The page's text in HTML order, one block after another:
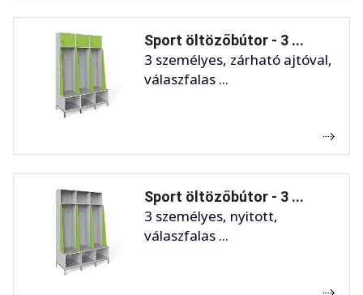
Sport öltözőbútor - 3 ...
3 személyes, zárható ajtóval,
válaszfalas ...
Sport öltözőbútor - 3 ...
3 személyes, nyitott,
válaszfalas ...